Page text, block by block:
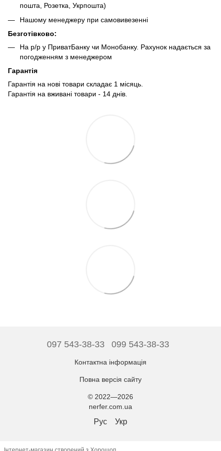
пошта, Розетка, Укрпошта)
Нашому менеджеру при самовивезенні
Безготівково:
На р/р у ПриватБанку чи Монобанку. Рахунок надається за
погодженням з менеджером
Гарантія
Гарантія на нові товари складає 1 місяць.
Гарантія на вживані товари - 14 днів.
097 543-38-33 099 543-38-33
Контактна інформація
Повна версія сайту
© 2022—2026
nerfer.com.ua
Рус Укр